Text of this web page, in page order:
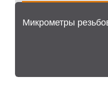
Микрометры